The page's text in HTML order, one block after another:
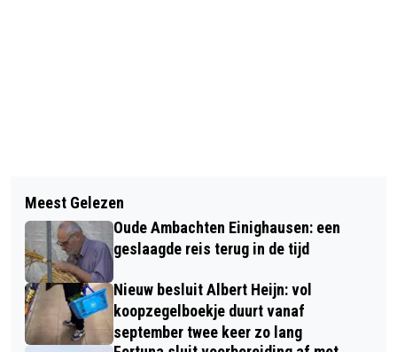
WORD COLLECTANT VOOR DE
NIERSTICHTING IN DE 3E WEEK VAN
SEPTEMBER!
ZUILENZAAL KLOOSTER LEYENBROEK
GEREED
Meest Gelezen
Oude Ambachten Einighausen: een
geslaagde reis terug in de tijd
Nieuw besluit Albert Heijn: vol
koopzegelboekje duurt vanaf
september twee keer zo lang